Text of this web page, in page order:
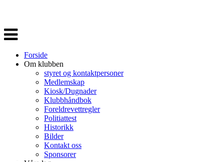
Veksle
navigasjon
Forside
Om klubben
styret og kontaktpersoner
Medlemskap
Kiosk/Dugnader
Klubbhåndbok
Foreldrevettregler
Politiattest
Historikk
Bilder
Kontakt oss
Sponsorer